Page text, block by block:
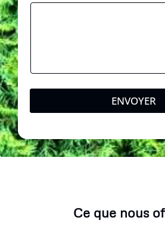
ENVOYER
Ce que nous